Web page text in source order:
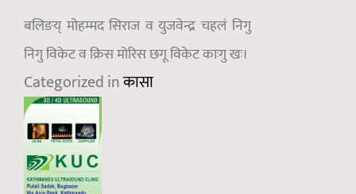
बलिङय् मोहम्मद सिराज व युजवेन्द्र चहलं निगु
निगु विकेट व क्रिस मोरिस छगू विकेट काःगु खः।
Categorized inकासा